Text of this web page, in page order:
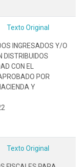
Texto Original
INGRESADOS Y/O
DISTRIBUIDOS
CON EL
POR
Y
Texto Original